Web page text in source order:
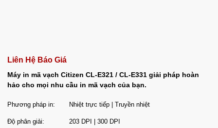
Liên Hệ Báo Giá
Máy in mã vạch Citizen CL-E321 / CL-E331 giải pháp hoàn
hảo cho mọi nhu cầu in mã vạch của bạn.
Phương pháp in: Nhiệt trực tiếp | Truyền nhiệt
Độ phân giải: 203 DPI | 300 DPI